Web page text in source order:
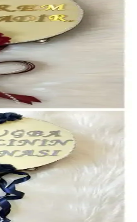
dekoratif amaçlara uygun şık